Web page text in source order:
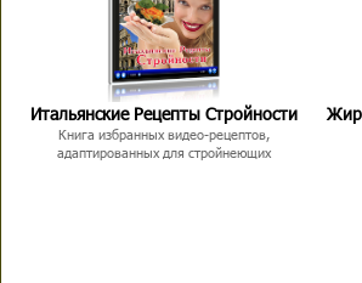
Итальянские Рецепты Стройности
Книга избранных видео-рецептов,
адаптированных для стройнеющих